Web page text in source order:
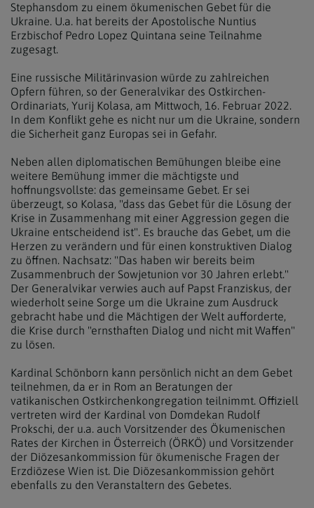
Stephansdom zu einem ökumenischen Gebet für die
Ukraine. U.a. hat bereits der Apostolische Nuntius
Erzbischof Pedro Lopez Quintana seine Teilnahme
zugesagt.
Eine russische Militärinvasion würde zu zahlreichen
Opfern führen, so der Generalvikar des Ostkirchen-
Ordinariats, Yurij Kolasa, am Mittwoch, 16. Februar 2022.
In dem Konflikt gehe es nicht nur um die Ukraine, sondern
die Sicherheit ganz Europas sei in Gefahr.
Neben allen diplomatischen Bemühungen bleibe eine
weitere Bemühung immer die mächtigste und
hoffnungsvollste: das gemeinsame Gebet. Er sei
überzeugt, so Kolasa, "dass das Gebet für die Lösung der
Krise in Zusammenhang mit einer Aggression gegen die
Ukraine entscheidend ist". Es brauche das Gebet, um die
Herzen zu verändern und für einen konstruktiven Dialog
zu öffnen. Nachsatz: "Das haben wir bereits beim
Zusammenbruch der Sowjetunion vor 30 Jahren erlebt."
Der Generalvikar verwies auch auf Papst Franziskus, der
wiederholt seine Sorge um die Ukraine zum Ausdruck
gebracht habe und die Mächtigen der Welt aufforderte,
die Krise durch "ernsthaften Dialog und nicht mit Waffen"
zu lösen.
Kardinal Schönborn kann persönlich nicht an dem Gebet
teilnehmen, da er in Rom an Beratungen der
vatikanischen Ostkirchenkongregation teilnimmt. Offiziell
vertreten wird der Kardinal von Domdekan Rudolf
Prokschi, der u.a. auch Vorsitzender des Ökumenischen
Rates der Kirchen in Österreich (ÖRKÖ) und Vorsitzender
der Diözesankommission für ökumenische Fragen der
Erzdiözese Wien ist. Die Diözesankommission gehört
ebenfalls zu den Veranstaltern des Gebetes.